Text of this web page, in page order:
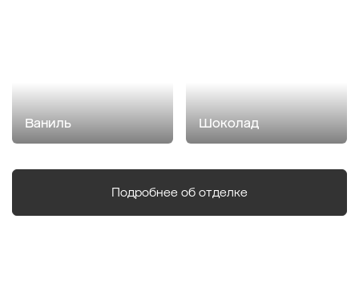
Ваниль Шоколад
Подробнее об отделке